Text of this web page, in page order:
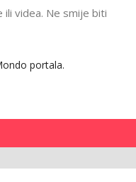
videa. Ne smije biti
portala.